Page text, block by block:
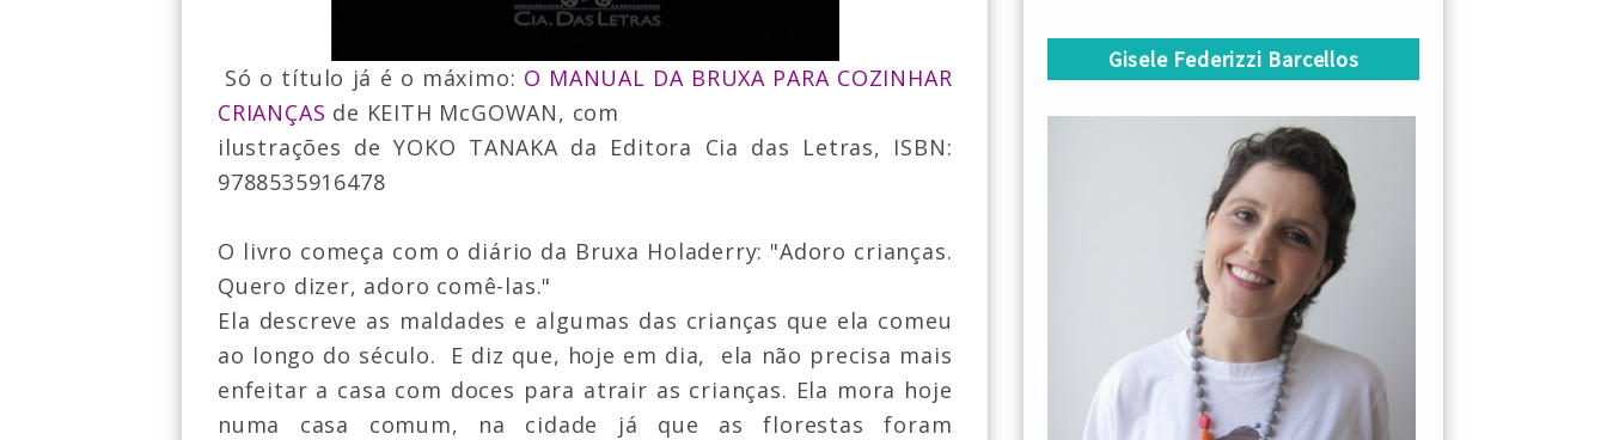
Só o título já é o máximo: O MANUAL DA BRUXA PARA COZINHAR
CRIANÇAS de KEITH McGOWAN, com
ilustrações de YOKO TANAKA da Editora Cia das Letras, ISBN:
9788535916478
O livro começa com o diário da Bruxa Holaderry: "Adoro crianças.
Quero dizer, adoro comê-las."
Ela descreve as maldades e algumas das crianças que ela comeu
ao longo do século. E diz que, hoje em dia, ela não precisa mais
enfeitar a casa com doces para atrair as crianças. Ela mora hoje
numa casa comum, na cidade já que as florestas foram
Gisele Federizzi Barcellos